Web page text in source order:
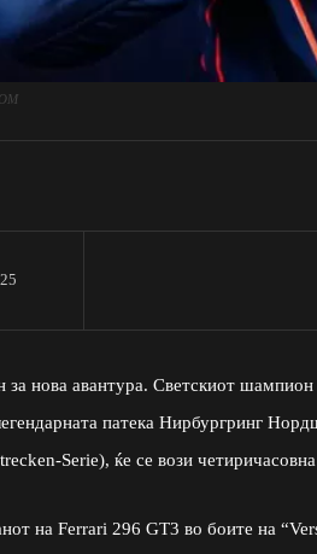
за нова авантура. Светскиот
патека Нирбургринг
Serie), ќе се вози
на Ferrari 296 GT3 во боите на